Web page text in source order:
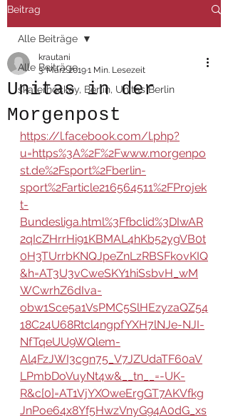
Beitrag
Alle Beiträge
skaterhockey, Berlin, Unitas Berlin
Alle Beiträge
Unitas in der
Morgenpost
krautani
3. März 20191 Min. Lesezeit
https://l.facebook.com/l.php?
u=https%3A%2F%2Fwww.morgenpo
st.de%2Fsport%2Fberlin-
sport%2Farticle216564511%2FProjek
t-
Bundesliga.html%3Ffbclid%3DIwAR
2qIcZHrrHi91KBMAL4hKb52ygVB0t
0H3TUrrbKNQJpeZnLzRBSFkovKIQ
&h=AT3U3vCweSKY1hiSsbvH_wM
WCwrhZ6dIva-
obw1Sce5a1VsPMC5SlHEzyzaQZ54
18C24U68Rtcl4ngpfYXH7lNJe-NJI-
NfTqeUU9WQlem-
Al4FzJWI3cgn75_V7JZUdaTF60aV
LPmbDoVuyNt4w&__tn__=-UK-
R&c[0]=AT1VjYXOweErgGT7AKVfkg
JnPoe64x8Yf5HwzVnyG94A0dG_xs